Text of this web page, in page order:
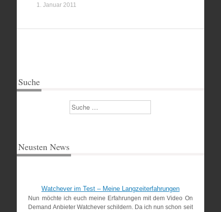
1. Januar 2011
Suche
Suchen
Neusten News
Watchever im Test – Meine Langzeiterfahrungen
Nun möchte ich euch meine Erfahrungen mit dem Video On
Demand Anbieter Watchever schildern. Da ich nun schon seit